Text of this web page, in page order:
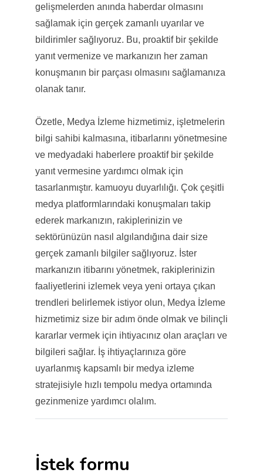
gelişmelerden anında haberdar olmasını
sağlamak için gerçek zamanlı uyarılar ve
bildirimler sağlıyoruz. Bu, proaktif bir şekilde
yanıt vermenize ve markanızın her zaman
konuşmanın bir parçası olmasını sağlamanıza
olanak tanır.
Özetle, Medya İzleme hizmetimiz, işletmelerin
bilgi sahibi kalmasına, itibarlarını yönetmesine
ve medyadaki haberlere proaktif bir şekilde
yanıt vermesine yardımcı olmak için
tasarlanmıştır. kamuoyu duyarlılığı. Çok çeşitli
medya platformlarındaki konuşmaları takip
ederek markanızın, rakiplerinizin ve
sektörünüzün nasıl algılandığına dair size
gerçek zamanlı bilgiler sağlıyoruz. İster
markanızın itibarını yönetmek, rakiplerinizin
faaliyetlerini izlemek veya yeni ortaya çıkan
trendleri belirlemek istiyor olun, Medya İzleme
hizmetimiz size bir adım önde olmak ve bilinçli
kararlar vermek için ihtiyacınız olan araçları ve
bilgileri sağlar. İş ihtiyaçlarınıza göre
uyarlanmış kapsamlı bir medya izleme
stratejisiyle hızlı tempolu medya ortamında
gezinmenize yardımcı olalım.
İstek formu